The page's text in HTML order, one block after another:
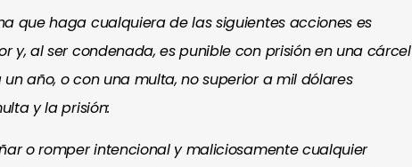
que haga cualquiera de las siguientes acciones es
y, al ser condenada, es punible con prisión en una cárcel
año, o con una multa, no superior a mil dólares
y la prisión:
o romper intencional y maliciosamente cualquier